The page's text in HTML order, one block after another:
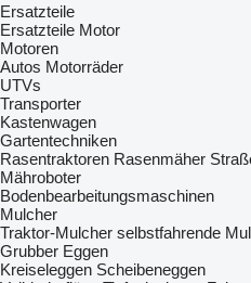
Ersatzteile
Ersatzteile Motor
Motoren
Autos Motorräder
UTVs
Transporter
Kastenwagen
Gartentechniken
Rasentraktoren Rasenmäher
Mähroboter
Bodenbearbeitungsmaschinen
Mulcher
Traktor-Mulcher selbstfahrende
Grubber Eggen
Kreiseleggen Scheibeneggen